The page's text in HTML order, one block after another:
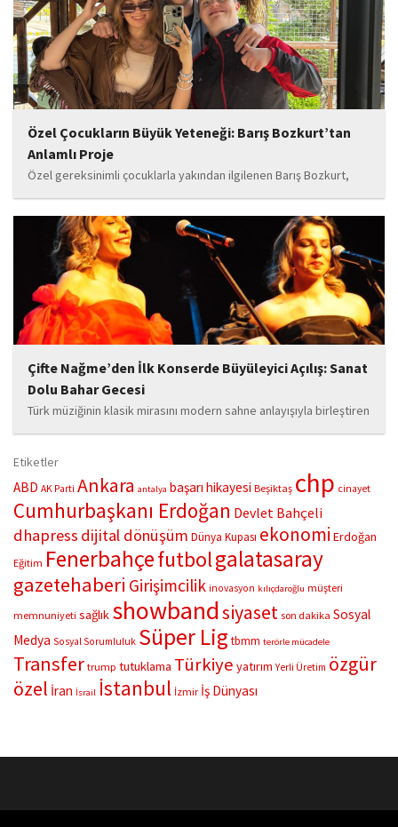
Özel Çocukların Büyük Yeteneği: Barış Bozkurt’tan
Anlamlı Proje
Özel gereksinimli çocuklarla yakından ilgilenen Barış Bozkurt,
hayata geçirdiği örnek çalışma ile hem eğitim camiasının hem de
toplumun dikkatini çekiyor. “Hayatta yaşattığın mutluluk en güzel
hediyedir” anlayışıyla yola çıkan Bozkurt,...
Çifte Nağme’den İlk Konserde Büyüleyici Açılış: Sanat
Dolu Bahar Gecesi
Türk müziğinin klasik mirasını modern sahne anlayışıyla birleştiren
“Çifte Nağme” projesi, ilk konserini İstanbul Ataşehir’de bulunan
buluşturdu. Yoğun katılımla gerçekleşen gece, müzikal çeşitlilik
ve...
Etiketler
ABD AK Parti Ankara antalya başarı hikayesi Beşiktaş chp cinayet
Cumhurbaşkanı Erdoğan Devlet Bahçeli
dhapress dijital dönüşüm Dünya Kupası ekonomi Erdoğan
Eğitim Fenerbahçefutbolgalatasaray
gazetehaberi Girişimcilik inovasyon kılıçdaroğlu müşteri
memnuniyeti sağlık showbandsiyaset son dakika Sosyal
Medya Sosyal Sorumluluk Süper Lig tbmm terörle mücadele
Transfer trump tutuklama Türkiye yatırım Yerli Üretim özgür
özel İran İsrail İstanbul İzmir İş Dünyası